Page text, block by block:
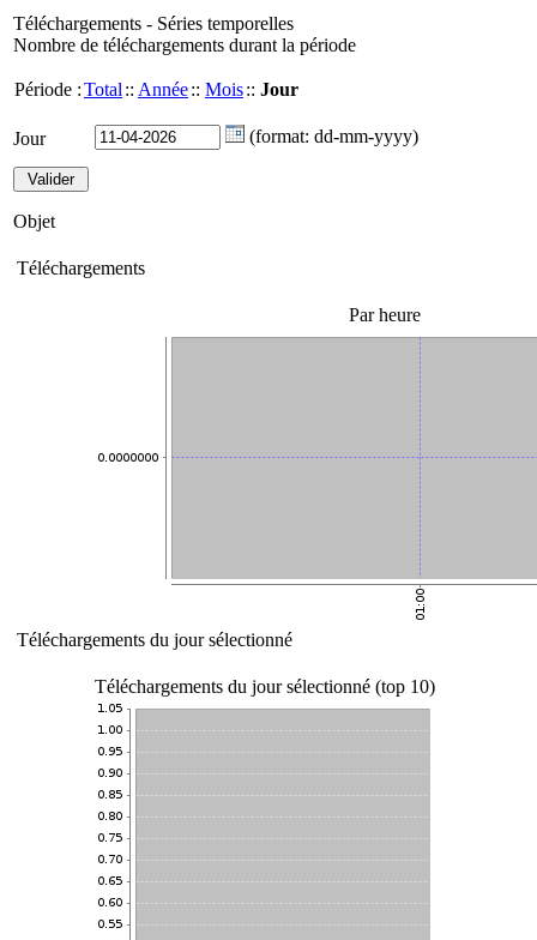
Téléchargements - Séries temporelles
Nombre de téléchargements durant la période
Période :Total :: Année:: Mois:: Jour
Jour (format: dd-mm-yyyy)
Objet
Téléchargements
Par heure
Téléchargements du jour sélectionné
Téléchargements du jour sélectionné (top 10)